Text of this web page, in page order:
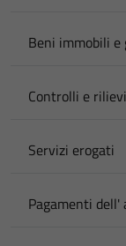
Beni immobili
Controlli e
Servizi erogati
Pagamenti